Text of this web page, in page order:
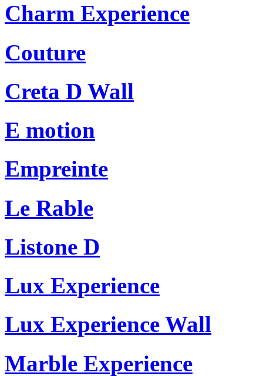
Charm Experience
Couture
Creta D Wall
E motion
Empreinte
Le Rable
Listone D
Lux Experience
Lux Experience Wall
Marble Experience